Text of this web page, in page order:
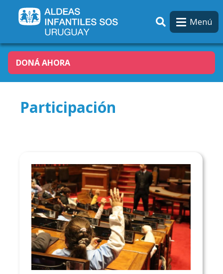
Menú
DONÁ AHORA
Participación